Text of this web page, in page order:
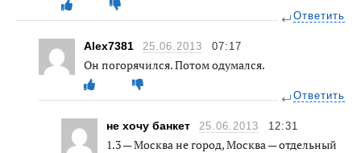
Ответить
Alex7381 25.06.2013 07:17
Он погорячился. Потом одумался.
Ответить
не хочу банкет 25.06.2013 12:31
1.3 — Москва не город, Москва — отдельный